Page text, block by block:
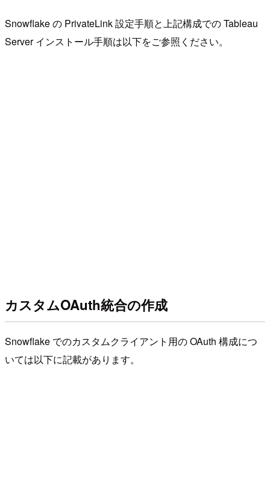
Snowflake の PrivateLink 設定手順と上記構成での Tableau
Server インストール手順は以下をご参照ください。
カスタムOAuth統合の作成
Snowflake でのカスタムクライアント用の OAuth 構成につ
いては以下に記載があります。